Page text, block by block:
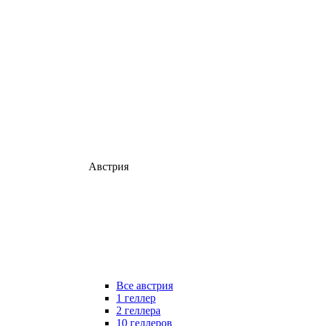
Австрия
Все австрия
1 геллер
2 геллера
10 геллеров